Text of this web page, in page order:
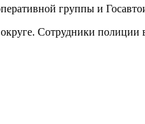
группы и
Сотрудники полиции